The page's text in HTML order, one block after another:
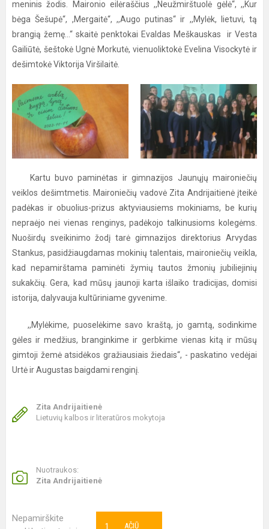
meninis žodis. Maironio eilėraščius ,,Neužmirštuolė gėlė“, ,,Kur
bėga Šešupė“, ,Mergaitė“, ,,Augo putinas“ ir ,,Mylėk, lietuvi, tą
brangią žemę...“ skaitė penktokai Evaldas Meškauskas ir Vesta
Gailiūtė, šeštokė Ugnė Morkutė, vienuoliktokė Evelina Visockytė ir
dešimtokė Viktorija Viršilaitė.
Kartu buvo paminėtas ir gimnazijos Jaunųjų maironiečių
veiklos dešimtmetis. Maironiečių vadovė Zita Andrijaitienė įteikė
padėkas ir obuolius-prizus aktyviausiems mokiniams, be kurių
nepraėjo nei vienas renginys, padėkojo talkinusioms kolegėms.
Nuoširdų sveikinimo žodį tarė gimnazijos direktorius Arvydas
Stankus, pasidžiaugdamas mokinių talentais, maironiečių veikla,
kad nepamirštama paminėti žymių tautos žmonių jubiliejinių
sukakčių. Gera, kad mūsų jaunoji karta išlaiko tradicijas, domisi
istorija, dalyvauja kultūriniame gyvenime.
,,Mylėkime, puoselėkime savo kraštą, jo gamtą, sodinkime
gėles ir medžius, branginkime ir gerbkime vienas kitą ir mūsų
gimtoji žemė atsidėkos gražiausiais žiedais“, - paskatino vedėjai
Urtė ir Augustas baigdami renginį.
Zita Andrijaitienė
Lietuvių kalbos ir literatūros mokytoja
Nuotraukos:
Zita Andrijaitienė
Nepamirškite
AČIŪ
1